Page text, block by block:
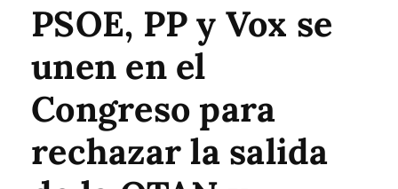
PSOE, PP y Vox se
unen en el
Congreso para
rechazar la salida